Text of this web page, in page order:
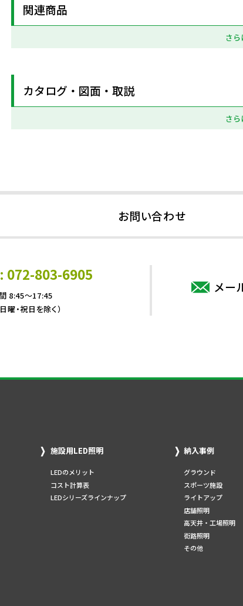
関連商品
さ
カタログ・図面・取説
さ
お問い合わせ
072-803-6905
8:45～17:45
曜・祝日を除く）
メー
施設用LED照明
LEDのメリット
コスト計算表
LEDシリーズラインナップ
納入事例
グラウンド
スポーツ施設
ライトアップ
店舗照明
高天井・工場照明
街路照明
その他